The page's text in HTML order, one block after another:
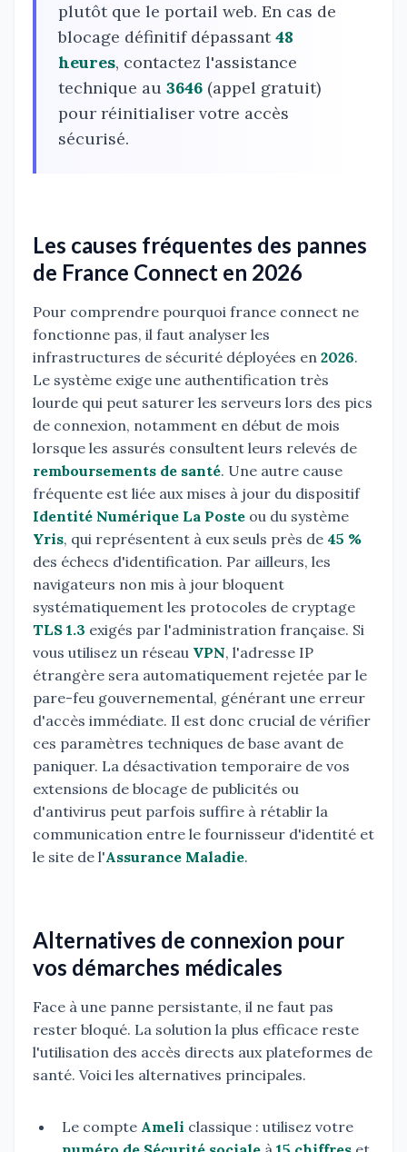
plutôt que le portail web. En cas de
blocage définitif dépassant48
heures, contactez l'assistance
technique au 3646 (appel gratuit)
pour réinitialiser votre accès
sécurisé.
Les causes fréquentes des pannes
de France Connect en 2026
Pour comprendre pourquoi france connect ne
fonctionne pas, il faut analyser les
infrastructures de sécurité déployées en 2026.
Le système exige une authentification très
lourde qui peut saturer les serveurs lors des pics
de connexion, notamment en début de mois
lorsque les assurés consultent leurs relevés de
remboursements de santé. Une autre cause
fréquente est liée aux mises à jour du dispositif
Identité Numérique La Poste ou du système
Yris, qui représentent à eux seuls près de 45 %
des échecs d'identification. Par ailleurs, les
navigateurs non mis à jour bloquent
systématiquement les protocoles de cryptage
TLS 1.3 exigés par l'administration française. Si
vous utilisez un réseau VPN, l'adresse IP
étrangère sera automatiquement rejetée par le
pare-feu gouvernemental, générant une erreur
d'accès immédiate. Il est donc crucial de vérifier
ces paramètres techniques de base avant de
paniquer. La désactivation temporaire de vos
extensions de blocage de publicités ou
d'antivirus peut parfois suffire à rétablir la
communication entre le fournisseur d'identité et
le site de l'Assurance Maladie.
Alternatives de connexion pour
vos démarches médicales
Face à une panne persistante, il ne faut pas
rester bloqué. La solution la plus efficace reste
l'utilisation des accès directs aux plateformes de
santé. Voici les alternatives principales.
Le compte Ameli classique : utilisez votre